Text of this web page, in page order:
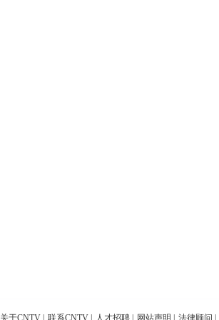
关于CNTV 联系CNTV 人才招聘 网站声明 法律顾问